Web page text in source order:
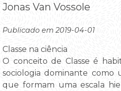
Jonas Van Vossole
Publicado em 2019-04-01
Classe na ciência
O conceito de Classe é
sociologia dominante como
que formam uma escala